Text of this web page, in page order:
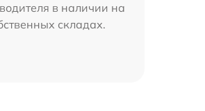
в наличии на
складах.